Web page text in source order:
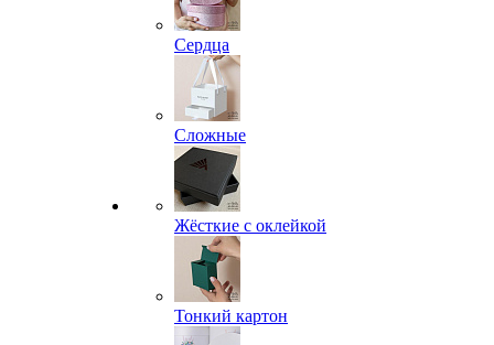
Сердца
Сложные
Жёсткие с оклейкой
Тонкий картон